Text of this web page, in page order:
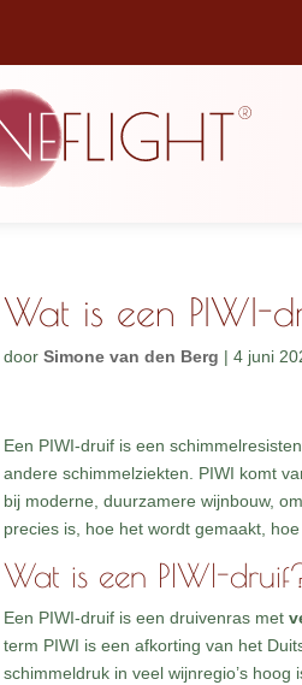
Wat is een PIWI-
doorSimone van den Berg |4 juni
Een PIWI-druif is een
andere schimmelziekten. PIWI komt
bij moderne, duurzamere wijnbouw,
precies is, hoe het wordt gemaakt,
Wat is een PIWI-
Een PIWI-druif is een druivenras met
term PIWI is een afkorting van het
schimmeldruk in veel wijnregio’s